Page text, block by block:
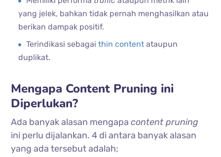
yang jelek, bahkan tidak pernah menghasilkan atau
berikan dampak positif.
Terindikasi sebagaithin content ataupun
duplikat.
Mengapa Content Pruning ini
Diperlukan?
Ada banyak alasan mengapacontent pruning
ini perlu dijalankan. 4 di antara banyak alasan
yang ada tersebut adalah;